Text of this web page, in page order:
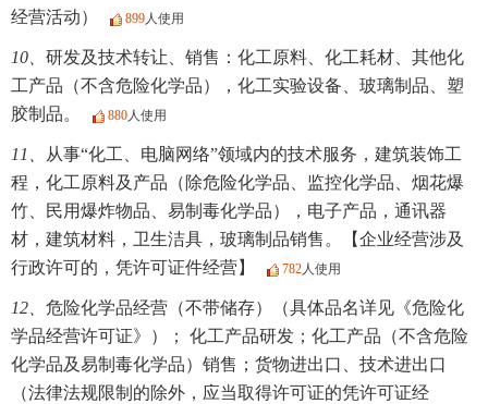
经营活动）
899人使用
10、 研发及技术转让、销售：化工原料、化工耗材、其他化
工产品（不含危险化学品），化工实验设备、玻璃制品、塑
胶制品。
880人使用
11、
从事“化工、电脑网络”领域内的技术服务，建筑装饰工
程，化工原料及产品（除危险化学品、监控化学品、烟花爆
竹、民用爆炸物品、易制毒化学品），电子产品，通讯器
材，建筑材料，卫生洁具，玻璃制品销售。【企业经营涉及
行政许可的，凭许可证件经营】
782人使用
12、 危险化学品经营（不带储存）（具体品名详见《危险化
学品经营许可证》）； 化工产品研发；化工产品（不含危险
化学品及易制毒化学品）销售；货物进出口、技术进出口
（法律法规限制的除外，应当取得许可证的凭许可证经